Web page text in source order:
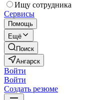
Ищу сотрудника
Сервисы
Помощь
Ещё
Поиск
Ангарск
Войти
Войти
Создать резюме